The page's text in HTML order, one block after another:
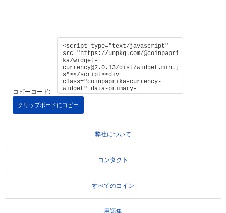
コピーコード:
クリップボードにコピー
弊社について
コンタクト
すべてのコイン
用語集